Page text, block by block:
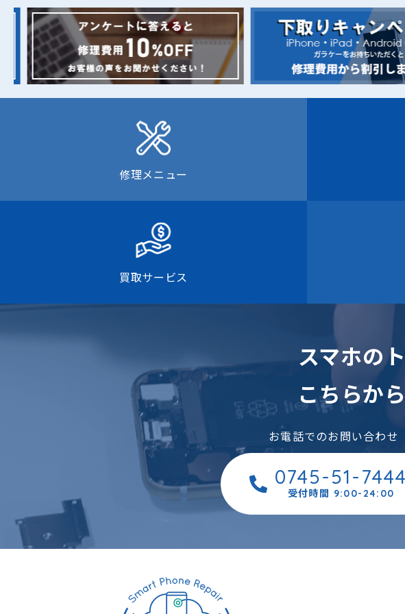
修理メニュー
買取サービス
スマホの
こちらか
お電話でのお問い合わせ
0745-51-7444
受付時間 9:00-24:00